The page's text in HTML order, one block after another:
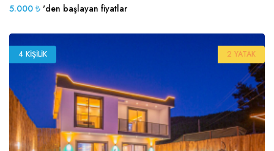
5.000 ₺ 'den başlayan fiyatlar
4 KIŞILIK 2 YATAK